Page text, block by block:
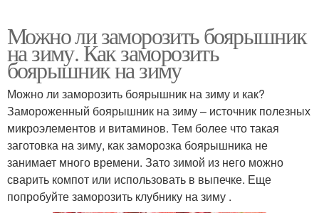
Можно ли заморозить боярышник
на зиму. Как заморозить
боярышник на зиму
Можно ли заморозить боярышник на зиму и как?
Замороженный боярышник на зиму – источник полезных
микроэлементов и витаминов. Тем более что такая
заготовка на зиму, как заморозка боярышника не
занимает много времени. Зато зимой из него можно
сварить компот или использовать в выпечке. Еще
попробуйте заморозить клубнику на зиму .